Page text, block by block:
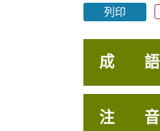
列印
成 語
注 音